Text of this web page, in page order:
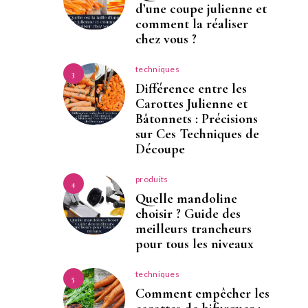
d’une coupe julienne et
comment la réaliser
chez vous ?
3 techniques
Différence entre les
Carottes Julienne et
Bâtonnets : Précisions
sur Ces Techniques de
Découpe
4 produits
Quelle mandoline
choisir ? Guide des
meilleurs trancheurs
pour tous les niveaux
5 techniques
Comment empêcher les